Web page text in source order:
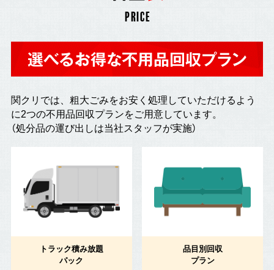
PRICE
選べるお得な不用品回収プラン
関クリでは、粗大ごみをお安く処理していただけるよう
に2つの不用品回収プランをご用意しています。
（処分品の運び出しは当社スタッフが実施）
トラック積み放題
パック
品目別回収
プラン